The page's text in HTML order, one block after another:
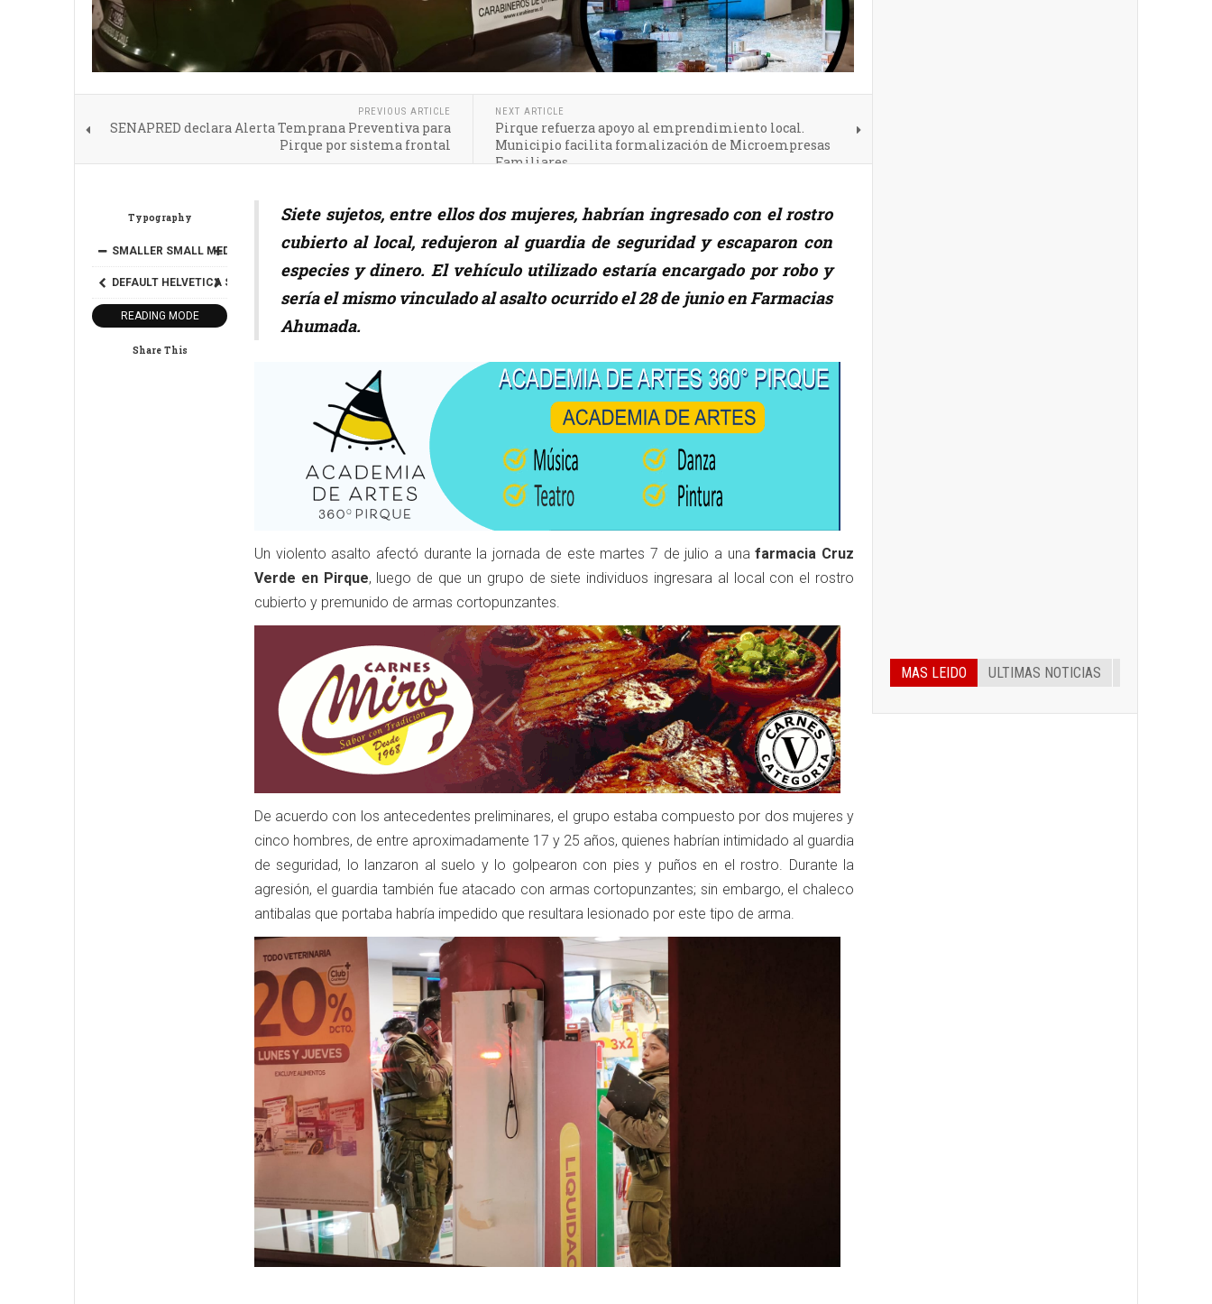
PREVIOUS ARTICLE
SENAPRED declara Alerta Temprana Preventiva para
Pirque por sistema frontal
NEXT ARTICLE
Pirque refuerza apoyo al emprendimiento local.
Municipio facilita formalización de Microempresas
Familiares
Typography
SMALLER SMALL MEDIUM BIGGER
DEFAULT HELVETICA SEGOE GEORGIA
READING MODE
Share This
Siete sujetos, entre ellos dos mujeres, habrían ingresado con el rostro
cubierto al local, redujeron al guardia de seguridad y escaparon con
especies y dinero. El vehículo utilizado estaría encargado por robo y
sería el mismo vinculado al asalto ocurrido el 28 de junio en Farmacias
Ahumada.
Un violento asalto afectó durante la jornada de este martes 7 de julio a unafarmacia Cruz
Verde en Pirque, luego de que un grupo de siete individuos ingresara al local con el rostro
cubierto y premunido de armas cortopunzantes.
De acuerdo con los antecedentes preliminares, el grupo estaba compuesto por dos mujeres y
cinco hombres, de entre aproximadamente 17 y 25 años, quienes habrían intimidado al guardia
de seguridad, lo lanzaron al suelo y lo golpearon con pies y puños en el rostro. Durante la
agresión, el guardia también fue atacado con armas cortopunzantes; sin embargo, el chaleco
antibalas que portaba habría impedido que resultara lesionado por este tipo de arma.
MAS LEIDO ULTIMAS NOTICIAS